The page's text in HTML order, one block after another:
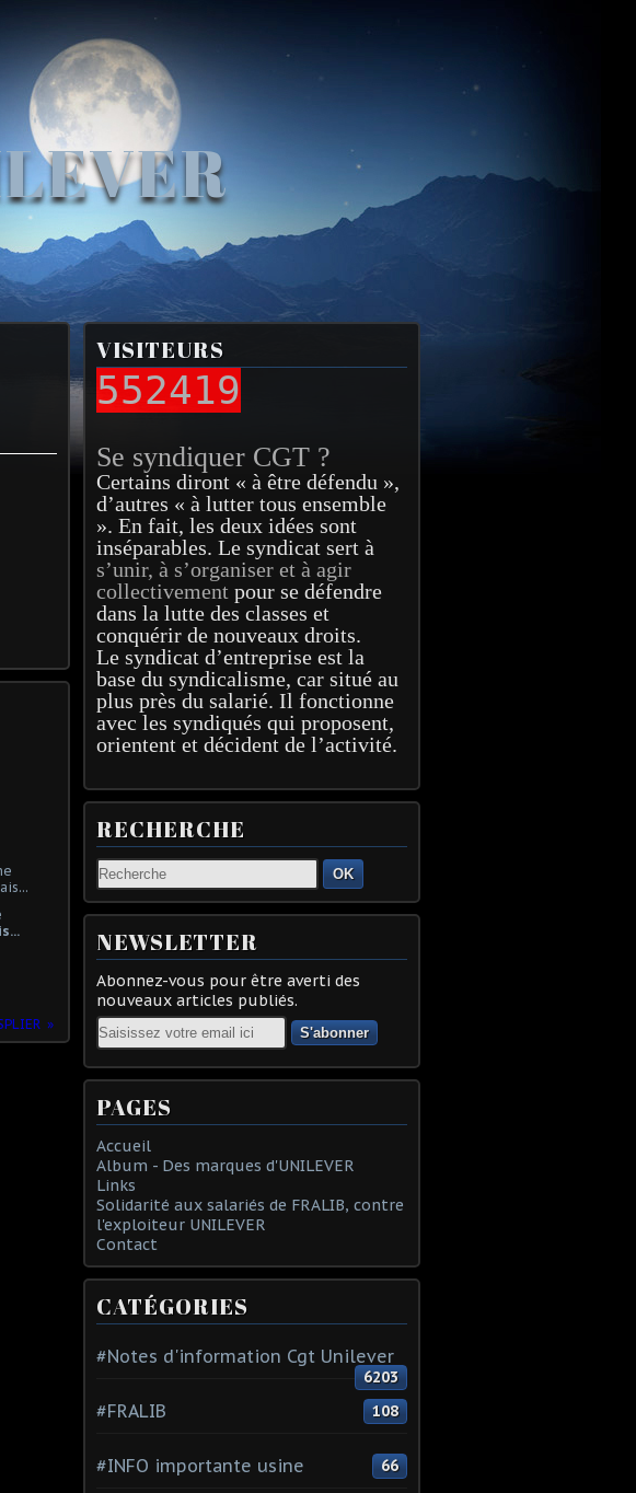
VISITEURS
552419
Se syndiquer CGT ?
Certains diront « à être défendu »,
d’autres « à lutter tous ensemble
». En fait, les deux idées sont
inséparables. Le syndicat sert à
s’unir, à s’organiser et à agir
collectivement pour se défendre
dans la lutte des classes et
conquérir de nouveaux droits.
Le syndicat d’entreprise est la
base du syndicalisme, car situé au
plus près du salarié. Il fonctionne
avec les syndiqués qui proposent,
orientent et décident de l’activité.
RECHERCHE
OK
NEWSLETTER
Abonnez-vous pour être averti des
nouveaux articles publiés.
Email
PAGES
Accueil
Album - Des marques d'UNILEVER
Links
Solidarité aux salariés de FRALIB, contre
l'exploiteur UNILEVER
Contact
CATÉGORIES
#Notes d'information Cgt Unilever
6203
#FRALIB 108
#INFO importante usine 66